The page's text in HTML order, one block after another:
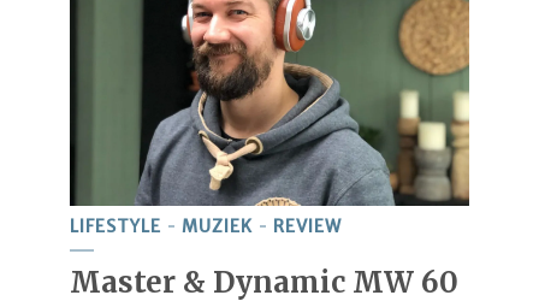
LIFESTYLE MUZIEK REVIEW
Master & Dynamic MW 60